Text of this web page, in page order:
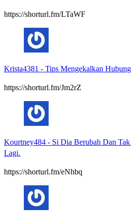
https://shorturl.fm/LTaWF
Krista4381 - Tips Mengekalkan
https://shorturl.fm/Jm2rZ
Kourtney484 - Si Dia Berubah Dan
Lagi.
https://shorturl.fm/eNhbq